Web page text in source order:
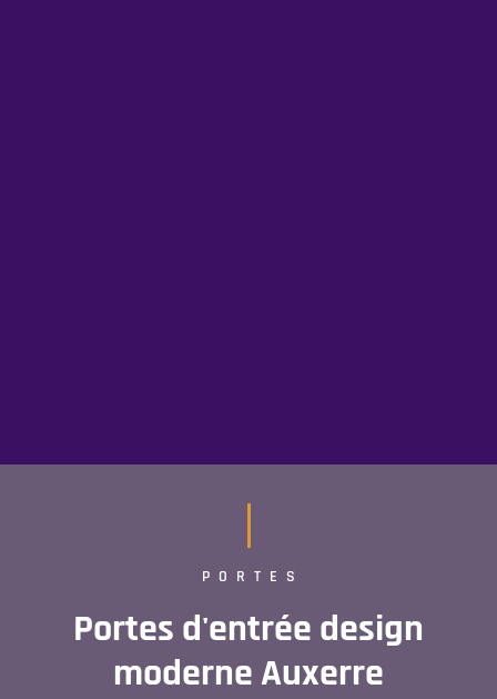
PORTES
Portes d'entrée design
moderne Auxerre